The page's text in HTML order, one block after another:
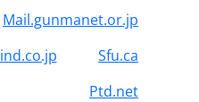
Mail.gunmanet.or.jp
Sfu.ca
Ptd.net